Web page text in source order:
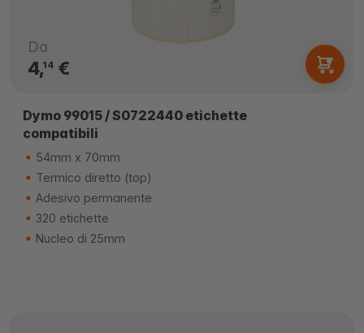
Da
4,14€
Dymo 99015 / S0722440 etichette
compatibili
54mm x 70mm
Termico diretto (top)
Adesivo permanente
320 etichette
Nucleo di 25mm